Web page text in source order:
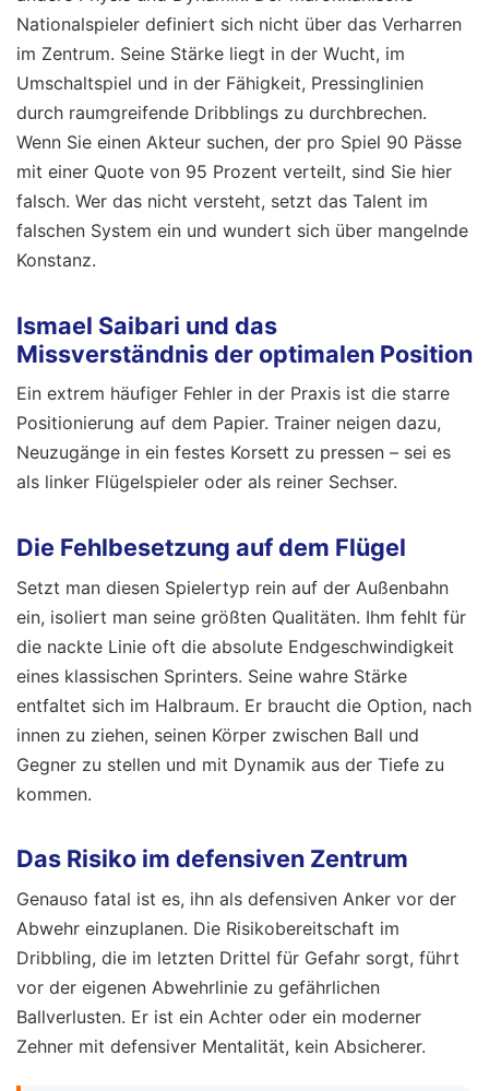
Nationalspieler definiert sich nicht über das Verharren
im Zentrum. Seine Stärke liegt in der Wucht, im
Umschaltspiel und in der Fähigkeit, Pressinglinien
durch raumgreifende Dribblings zu durchbrechen.
Wenn Sie einen Akteur suchen, der pro Spiel 90 Pässe
mit einer Quote von 95 Prozent verteilt, sind Sie hier
falsch. Wer das nicht versteht, setzt das Talent im
falschen System ein und wundert sich über mangelnde
Konstanz.
Ismael Saibari und das
Missverständnis der optimalen Position
Ein extrem häufiger Fehler in der Praxis ist die starre
Positionierung auf dem Papier. Trainer neigen dazu,
Neuzugänge in ein festes Korsett zu pressen – sei es
als linker Flügelspieler oder als reiner Sechser.
Die Fehlbesetzung auf dem Flügel
Setzt man diesen Spielertyp rein auf der Außenbahn
ein, isoliert man seine größten Qualitäten. Ihm fehlt für
die nackte Linie oft die absolute Endgeschwindigkeit
eines klassischen Sprinters. Seine wahre Stärke
entfaltet sich im Halbraum. Er braucht die Option, nach
innen zu ziehen, seinen Körper zwischen Ball und
Gegner zu stellen und mit Dynamik aus der Tiefe zu
kommen.
Das Risiko im defensiven Zentrum
Genauso fatal ist es, ihn als defensiven Anker vor der
Abwehr einzuplanen. Die Risikobereitschaft im
Dribbling, die im letzten Drittel für Gefahr sorgt, führt
vor der eigenen Abwehrlinie zu gefährlichen
Ballverlusten. Er ist ein Achter oder ein moderner
Zehner mit defensiver Mentalität, kein Absicherer.